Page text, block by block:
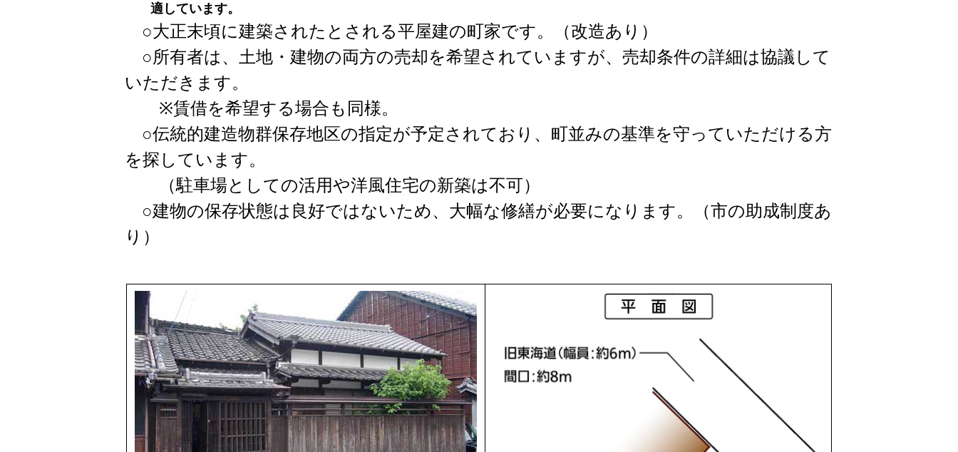
適しています。
○大正末頃に建築されたとされる平屋建の町家です。（改造あり）
○所有者は、土地・建物の両方の売却を希望されていますが、売却条件の詳細は協議して
いただきます。
※賃借を希望する場合も同様。
○伝統的建造物群保存地区の指定が予定されており、町並みの基準を守っていただける方
を探しています。
（駐車場としての活用や洋風住宅の新築は不可）
○建物の保存状態は良好ではないため、大幅な修繕が必要になります。（市の助成制度あ
り）